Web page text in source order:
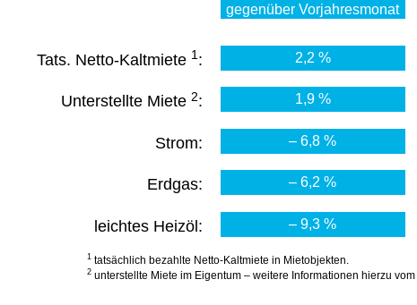
gegenüber Vorjahresmonat
Tats. Netto-Kaltmiete 1: 2,2 %
Unterstellte Miete 2: 1,9 %
Strom: – 6,8 %
Erdgas: – 6,2 %
leichtes Heizöl: – 9,3 %
1 tatsächlich bezahlte Netto-Kaltmiete in Mietobjekten.
2 unterstellte Miete im Eigentum – weitere Informationen hierzu vom